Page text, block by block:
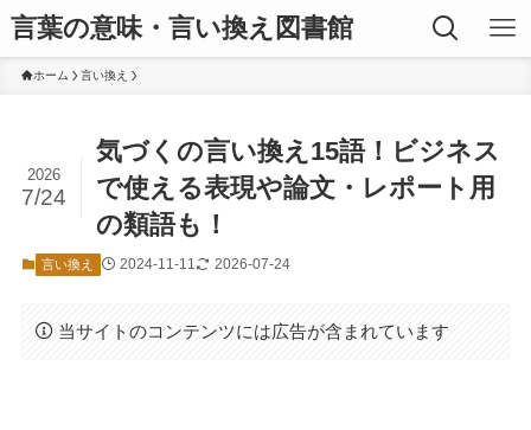
言葉の意味・言い換え図書館
ホーム 言い換え
気づくの言い換え15語！ビジネス
で使える表現や論文・レポート用
の類語も！
2026
7/24
言い換え 2024-11-11 2026-07-24
当サイトのコンテンツには広告が含まれています